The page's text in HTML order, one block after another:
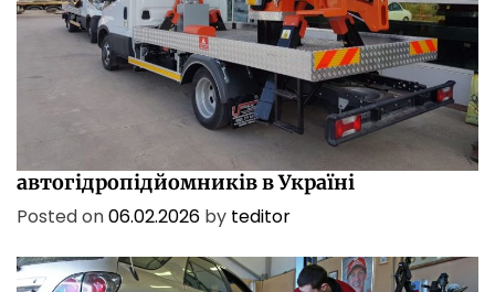
Характеристики і сфери застосування
автогідропідйомників в Україні
Posted on06.02.2026 by teditor